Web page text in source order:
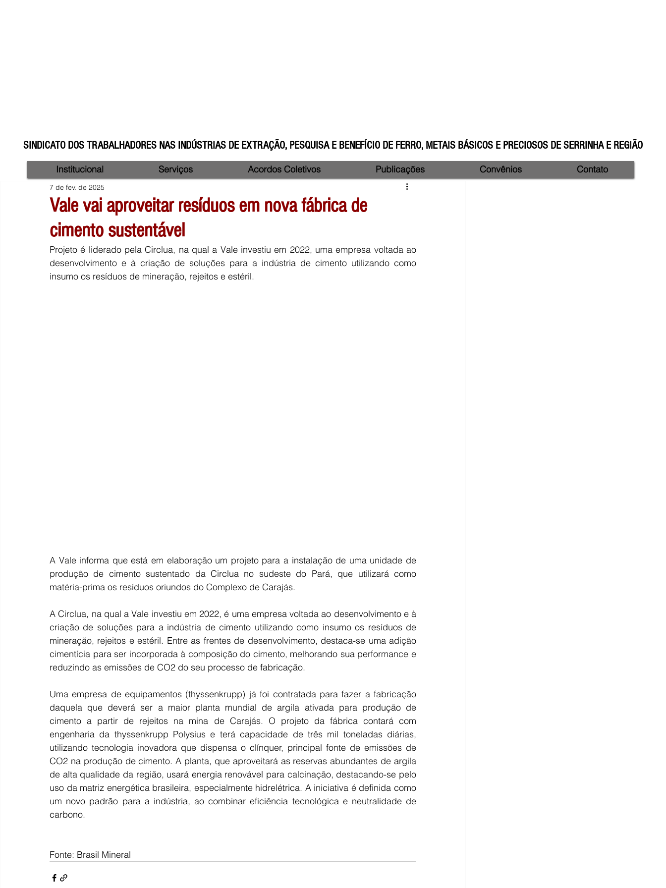
SINDICATO DOS TRABALHADORES NAS INDÚSTRIAS DE EXTRAÇÃO, PESQUISA E BENEFÍCIO DE FERRO, METAIS BÁSICOS E PRECIOSOS DE SERRINHA E REGIÃO
Vale vai aproveitar resíduos em nova fábrica de
cimento sustentável
7 de fev. de 2025
Projeto é liderado pela Circlua, na qual a Vale investiu em 2022, uma empresa voltada ao
desenvolvimento e à criação de soluções para a indústria de cimento utilizando como
insumo os resíduos de mineração, rejeitos e estéril.
A Vale informa que está em elaboração um projeto para a instalação de uma unidade de
produção de cimento sustentado da Circlua no sudeste do Pará, que utilizará como
matéria-prima os resíduos oriundos do Complexo de Carajás.
A Circlua, na qual a Vale investiu em 2022, é uma empresa voltada ao desenvolvimento e à
criação de soluções para a indústria de cimento utilizando como insumo os resíduos de
mineração, rejeitos e estéril. Entre as frentes de desenvolvimento, destaca-se uma adição
cimentícia para ser incorporada à composição do cimento, melhorando sua performance e
reduzindo as emissões de CO2 do seu processo de fabricação.
Uma empresa de equipamentos (thyssenkrupp) já foi contratada para fazer a fabricação
daquela que deverá ser a maior planta mundial de argila ativada para produção de
cimento a partir de rejeitos na mina de Carajás. O projeto da fábrica contará com
engenharia da thyssenkrupp Polysius e terá capacidade de três mil toneladas diárias,
utilizando tecnologia inovadora que dispensa o clínquer, principal fonte de emissões de
CO2 na produção de cimento. A planta, que aproveitará as reservas abundantes de argila
de alta qualidade da região, usará energia renovável para calcinação, destacando-se pelo
uso da matriz energética brasileira, especialmente hidrelétrica. A iniciativa é definida como
um novo padrão para a indústria, ao combinar eficiência tecnológica e neutralidade de
carbono.
Fonte: Brasil Mineral
Institucional Serviços Acordos Coletivos Publicações Convênios Contato